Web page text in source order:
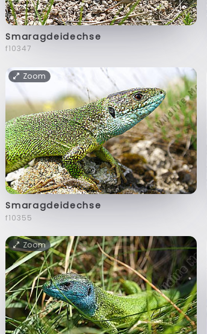
Smaragdeidechse
f10347
Zoom
Smaragdeidechse
f10355
Zoom